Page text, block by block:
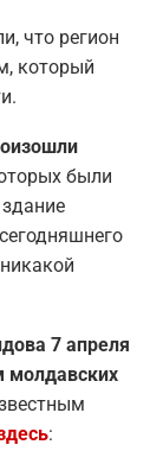
что регион
который
были
7 апреля
молдавских
: